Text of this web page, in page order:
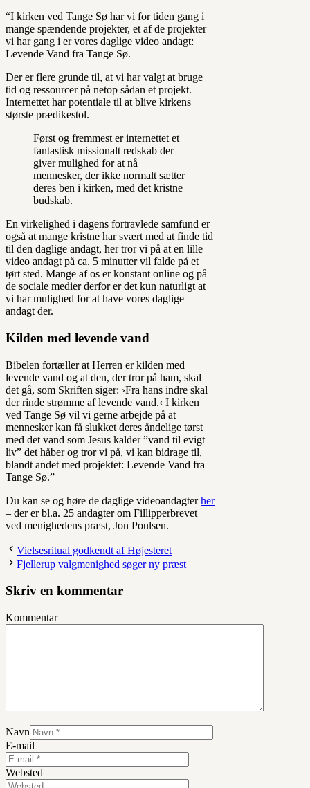
“I kirken ved Tange Sø har vi for tiden gang i
mange spændende projekter, et af de projekter
vi har gang i er vores daglige video andagt:
Levende Vand fra Tange Sø.
Der er flere grunde til, at vi har valgt at bruge
tid og ressourcer på netop sådan et projekt.
Internettet har potentiale til at blive kirkens
største prædikestol.
Først og fremmest er internettet et
fantastisk missionalt redskab der
giver mulighed for at nå
mennesker, der ikke normalt sætter
deres ben i kirken, med det kristne
budskab.
En virkelighed i dagens fortravlede samfund er
også at mange kristne har svært med at finde tid
til den daglige andagt, her tror vi på at en lille
video andagt på ca. 5 minutter vil falde på et
tørt sted. Mange af os er konstant online og på
de sociale medier derfor er det kun naturligt at
vi har mulighed for at have vores daglige
andagt der.
Kilden med levende vand
Bibelen fortæller at Herren er kilden med
levende vand og at den, der tror på ham, skal
det gå, som Skriften siger: ›Fra hans indre skal
der rinde strømme af levende vand.‹ I kirken
ved Tange Sø vil vi gerne arbejde på at
mennesker kan få slukket deres åndelige tørst
med det vand som Jesus kalder ”vand til evigt
liv” det håber og tror vi på, vi kan bidrage til,
blandt andet med projektet: Levende Vand fra
Tange Sø.”
Du kan se og høre de daglige videoandagterher
– der er bl.a. 25 andagter om Fillipperbrevet
ved menighedens præst, Jon Poulsen.
Vielsesritual godkendt af Højesteret
Fjellerup valgmenighed søger ny præst
Skriv en kommentar
Kommentar
Navn
E-mail
Websted